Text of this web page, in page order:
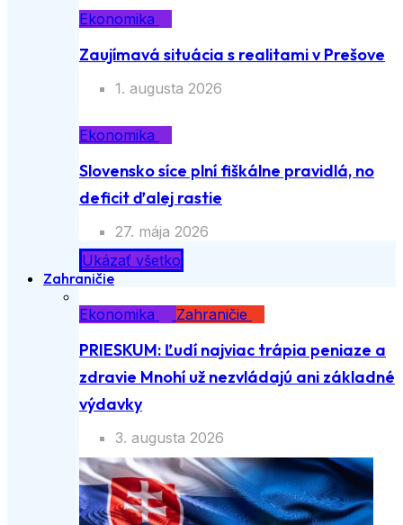
Ekonomika
Zaujímavá situácia s realitami v Prešove
1. augusta 2026
Ekonomika
Slovensko síce plní fiškálne pravidlá, no
deficit ďalej rastie
27. mája 2026
Ukázať všetko
Zahraničie
Ekonomika
Zahraničie
PRIESKUM: Ľudí najviac trápia peniaze a
zdravie Mnohí už nezvládajú ani základné
výdavky
3. augusta 2026